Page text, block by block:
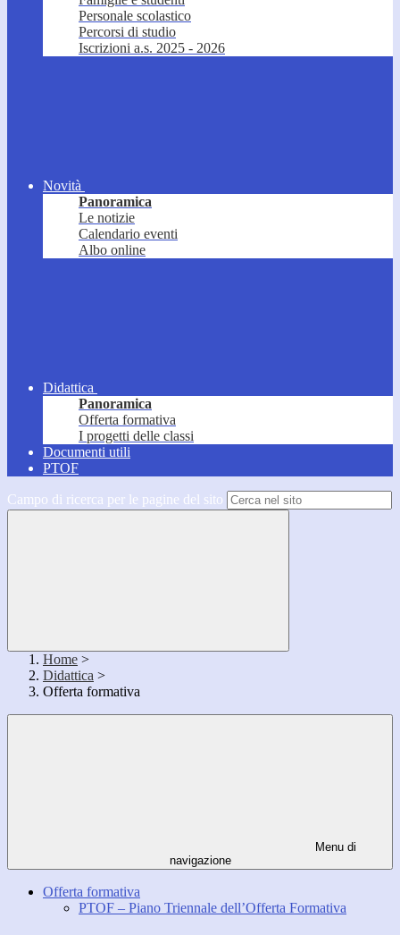
Personale scolastico
Percorsi di studio
Iscrizioni a.s. 2025 - 2026
Novità
Panoramica
Le notizie
Calendario eventi
Albo online
Didattica
Panoramica
Offerta formativa
I progetti delle classi
Documenti utili
PTOF
Campo di ricerca per le pagine del sito
Home >
Didattica >
Offerta formativa
Menu di
navigazione
Offerta formativa
PTOF – Piano Triennale dell’Offerta Formativa